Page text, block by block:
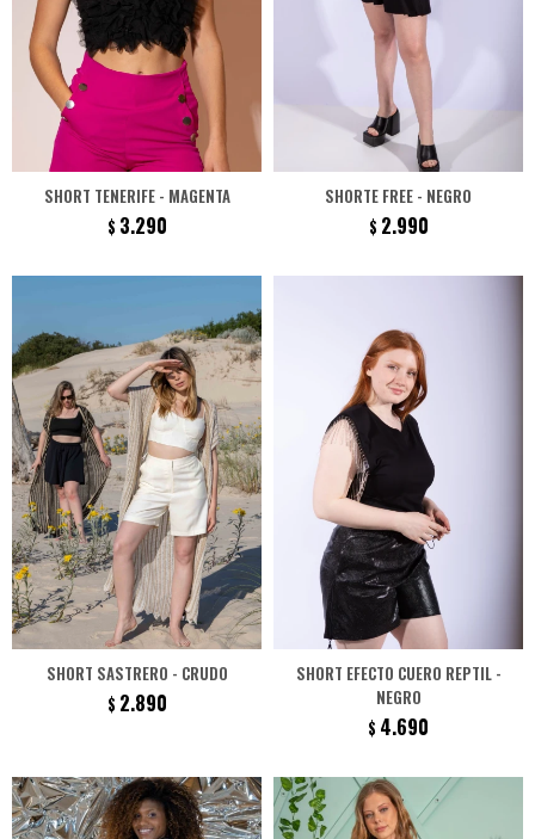
SHORT TENERIFE - MAGENTA
$ 3.290
SHORTE FREE - NEGRO
$ 2.990
SHORT SASTRERO - CRUDO
$ 2.890
SHORT EFECTO CUERO REPTIL -
NEGRO
$ 4.690